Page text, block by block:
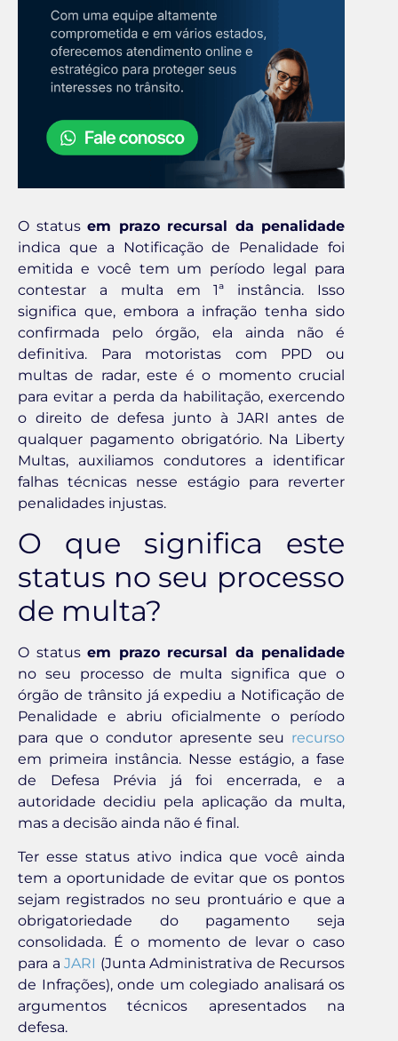
O status em prazo recursal da penalidade
indica que a Notificação de Penalidade foi
emitida e você tem um período legal para
contestar a multa em 1ª instância. Isso
significa que, embora a infração tenha sido
confirmada pelo órgão, ela ainda não é
definitiva. Para motoristas com PPD ou
multas de radar, este é o momento crucial
para evitar a perda da habilitação, exercendo
o direito de defesa junto à JARI antes de
qualquer pagamento obrigatório. Na Liberty
Multas, auxiliamos condutores a identificar
falhas técnicas nesse estágio para reverter
penalidades injustas.
O que significa este
status no seu processo
de multa?
O status em prazo recursal da penalidade
no seu processo de multa significa que o
órgão de trânsito já expediu a Notificação de
Penalidade e abriu oficialmente o período
para que o condutor apresente seu recurso
em primeira instância. Nesse estágio, a fase
de Defesa Prévia já foi encerrada, e a
autoridade decidiu pela aplicação da multa,
mas a decisão ainda não é final.
Ter esse status ativo indica que você ainda
tem a oportunidade de evitar que os pontos
sejam registrados no seu prontuário e que a
obrigatoriedade do pagamento seja
consolidada. É o momento de levar o caso
para a JARI (Junta Administrativa de Recursos
de Infrações), onde um colegiado analisará os
argumentos técnicos apresentados na
defesa.